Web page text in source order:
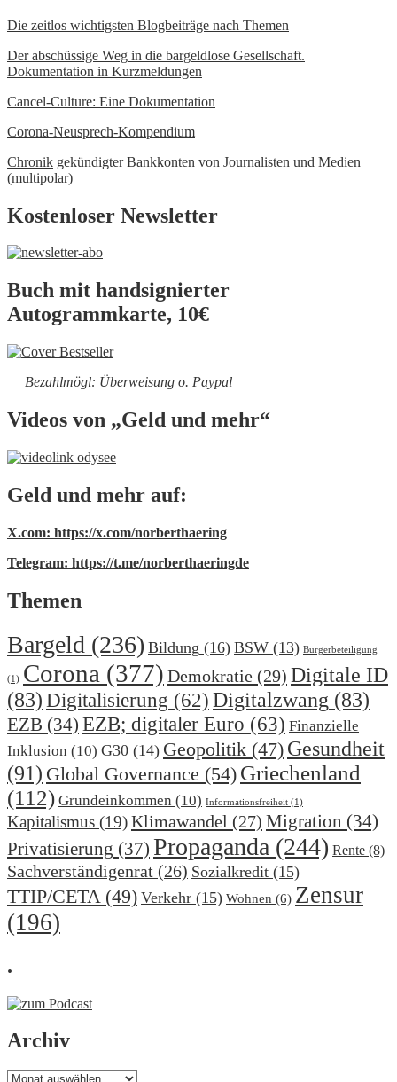
Die zeitlos wichtigsten Blogbeiträge nach Themen
Der abschüssige Weg in die bargeldlose Gesellschaft.
Dokumentation in Kurzmeldungen
Cancel-Culture: Eine Dokumentation
Corona-Neusprech-Kompendium
Chronik gekündigter Bankkonten von Journalisten und Medien
(multipolar)
Kostenloser Newsletter
Buch mit handsignierter
Autogrammkarte, 10€
Bezahlmögl: Überweisung o. Paypal
Videos von „Geld und mehr“
Geld und mehr auf:
X.com: https://x.com/norberthaering
Telegram: https://t.me/norberthaeringde
Themen
Bargeld (236) Bildung (16) BSW (13) Bürgerbeteiligung
(1) Corona (377) Demokratie (29) Digitale ID
(83) Digitalisierung (62) Digitalzwang (83)
EZB (34) EZB; digitaler Euro (63) Finanzielle
Inklusion (10) G30 (14) Geopolitik (47) Gesundheit
(91) Global Governance (54) Griechenland
(112) Grundeinkommen (10) Informationsfreiheit (1)
Kapitalismus (19)Klimawandel (27) Migration (34)
Privatisierung (37) Propaganda (244) Rente (8)
Sachverständigenrat (26) Sozialkredit (15)
TTIP/CETA (49) Verkehr (15) Wohnen (6) Zensur
(196)
.
Archiv
Archiv